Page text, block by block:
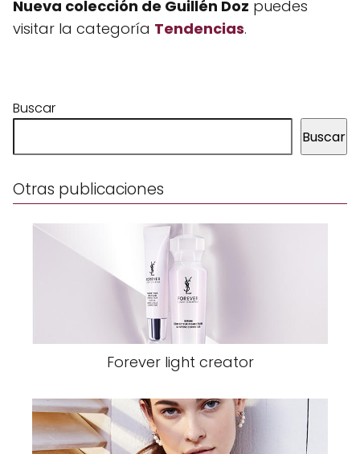
Nueva colección de Guillén Doz puedes
visitar la categoría Tendencias.
Buscar
Buscar
Otras publicaciones
Forever light creator